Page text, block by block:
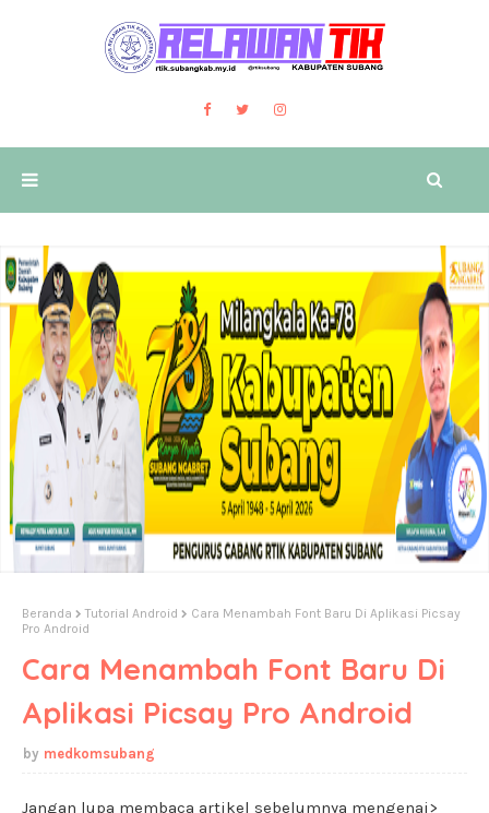
Beranda Tutorial Android
Cara Menambah Font Baru Di Aplikasi Picsay
Pro Android
Cara Menambah Font Baru Di
Aplikasi Picsay Pro Android
medkomsubang
Jangan lupa membaca artikel sebelumnya mengenai>